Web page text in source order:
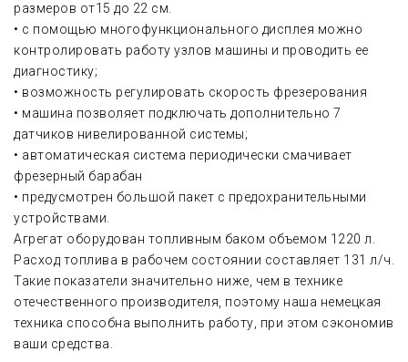
размеров от15 до 22 см.
• с помощью многофункционального дисплея можно
контролировать работу узлов машины и проводить ее
диагностику;
• возможность регулировать скорость фрезерования
• машина позволяет подключать дополнительно 7
датчиков нивелированной системы;
• автоматическая система периодически смачивает
фрезерный барабан
• предусмотрен большой пакет с предохранительными
устройствами.
Агрегат оборудован топливным баком объемом 1220 л.
Расход топлива в рабочем состоянии составляет 131 л/ч.
Такие показатели значительно ниже, чем в технике
отечественного производителя, поэтому наша немецкая
техника способна выполнить работу, при этом сэкономив
ваши средства.